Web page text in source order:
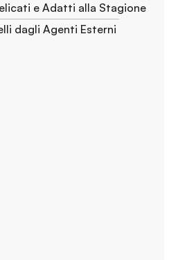
e Adatti alla Stagione
dagli Agenti Esterni